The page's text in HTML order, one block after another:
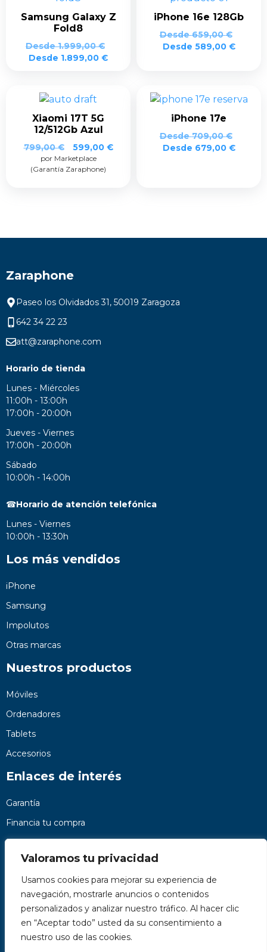
Valoramos tu privacidad
Usamos cookies para mejorar su experiencia de
navegación, mostrarle anuncios o contenidos
personalizados y analizar nuestro tráfico. Al hacer clic
en “Aceptar todo” usted da su consentimiento a
nuestro uso de las cookies.
Samsung Galaxy Z
Fold8
Desde1.999,00€
Desde 1.899,00 €
iPhone 16e 128Gb
Desde659,00€
Desde 589,00 €
Xiaomi 17T 5G
12/512Gb Azul
799,00€
El
precio
original
599,00 €El
por Marketplace
(Garantía Zaraphone)
iPhone 17e
Desde709,00€
Desde 679,00 €
Zaraphone
Paseo los Olvidados 31, 50019 Zaragoza
642 34 22 23
att@zaraphone.com
Horario de tienda
Lunes - Miércoles
11:00h - 13:00h
17:00h - 20:00h
Jueves - Viernes
17:00h - 20:00h
Sábado
10:00h - 14:00h
☎Horario de atención telefónica
Lunes - Viernes
10:00h - 13:30h
Los más vendidos
iPhone
Samsung
Impolutos
Otras marcas
Nuestros productos
Móviles
Ordenadores
Tablets
Accesorios
Enlaces de interés
Garantía
Financia tu compra
Preguntas frecuentes
Nosotros
Contacto
Páginas legales
Kit Digital